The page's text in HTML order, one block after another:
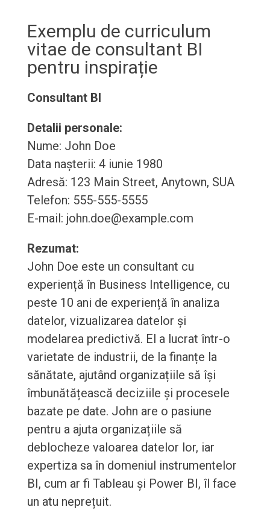
Exemplu de curriculum
vitae de consultant BI
pentru inspirație
Consultant BI
Detalii personale:
Nume: John Doe
Data nașterii: 4 iunie 1980
Adresă: 123 Main Street, Anytown, SUA
Telefon: 555-555-5555
E-mail: john.doe@example.com
Rezumat:
John Doe este un consultant cu
experiență în Business Intelligence, cu
peste 10 ani de experiență în analiza
datelor, vizualizarea datelor și
modelarea predictivă. El a lucrat într-o
varietate de industrii, de la finanțe la
sănătate, ajutând organizațiile să își
îmbunătățească deciziile și procesele
bazate pe date. John are o pasiune
pentru a ajuta organizațiile să
deblocheze valoarea datelor lor, iar
expertiza sa în domeniul instrumentelor
BI, cum ar fi Tableau și Power BI, îl face
un atu neprețuit.